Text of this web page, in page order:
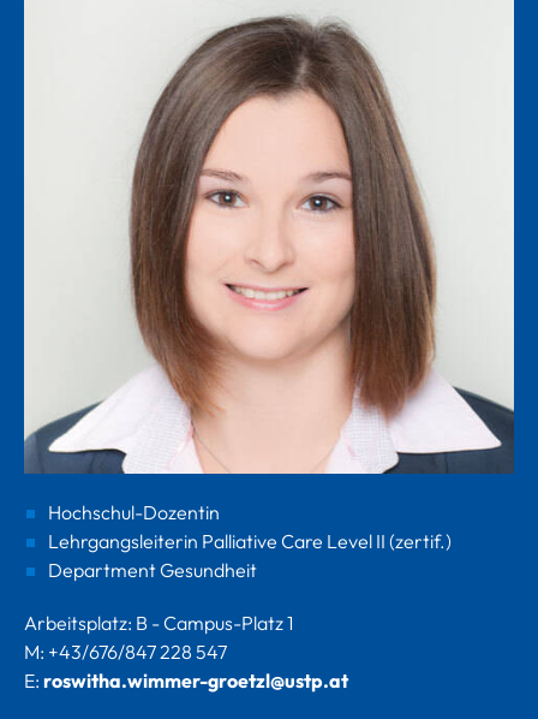
Hochschul-Dozentin
Lehrgangsleiterin Palliative Care Level II (zertif.)
Department Gesundheit
Arbeitsplatz: B - Campus-Platz 1
M: +43/676/847 228 547
E: roswitha.wimmer-groetzl@ustp.at